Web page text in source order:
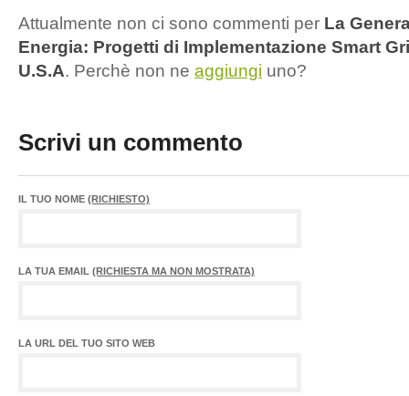
Attualmente non ci sono commenti per La
Energia: Progetti di Implementazione Smart
U.S.A. Perchè non ne aggiungi uno?
Scrivi un commento
IL TUO NOME (RICHIESTO)
LA TUA EMAIL (RICHIESTA MA NON MOSTRATA)
LA URL DEL TUO SITO WEB